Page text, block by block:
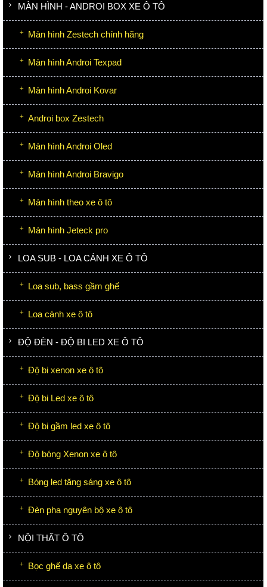
MÀN HÌNH - ANDROI BOX XE Ô TÔ
Màn hình Zestech chính hãng
Màn hình Androi Texpad
Màn hình Androi Kovar
Androi box Zestech
Màn hình Androi Oled
Màn hình Androi Bravigo
Màn hình theo xe ô tô
Màn hình Jeteck pro
LOA SUB - LOA CÁNH XE Ô TÔ
Loa sub, bass gầm ghế
Loa cánh xe ô tô
ĐỘ ĐÈN - ĐỘ BI LED XE Ô TÔ
Độ bi xenon xe ô tô
Độ bi Led xe ô tô
Độ bi gầm led xe ô tô
Độ bóng Xenon xe ô tô
Bóng led tăng sáng xe ô tô
Đèn pha nguyên bộ xe ô tô
NỘI THẤT Ô TÔ
Bọc ghế da xe ô tô